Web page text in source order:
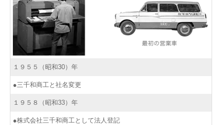
１９５５（昭和30）年
●三千和商工と社名変更
１９５８（昭和33）年
●株式会社三千和商工として法人登記